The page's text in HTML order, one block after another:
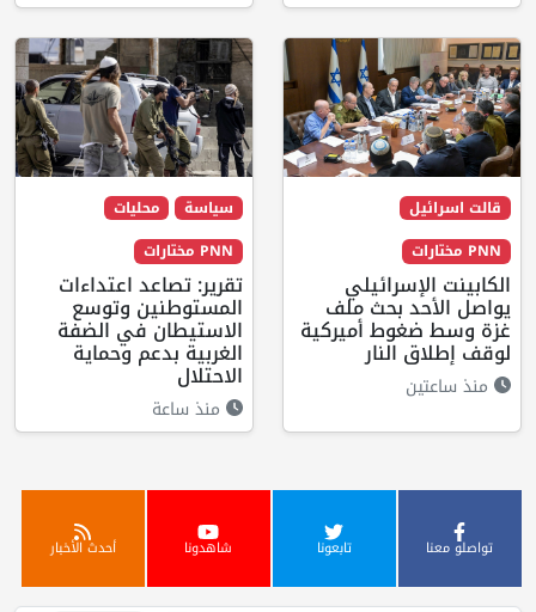
قالت اسرائيل
PNN مختارات
الكابينت الإسرائيلي
يواصل الأحد بحث ملف
غزة وسط ضغوط أميركية
لوقف إطلاق النار
منذ ساعتين
سياسة
محليات
PNN مختارات
تقرير: تصاعد اعتداءات
المستوطنين وتوسع
الاستيطان في الضفة
الغربية بدعم وحماية
الاحتلال
منذ ساعة
تواصلو معنا تابعونا شاهدونا أحدث الأخبار